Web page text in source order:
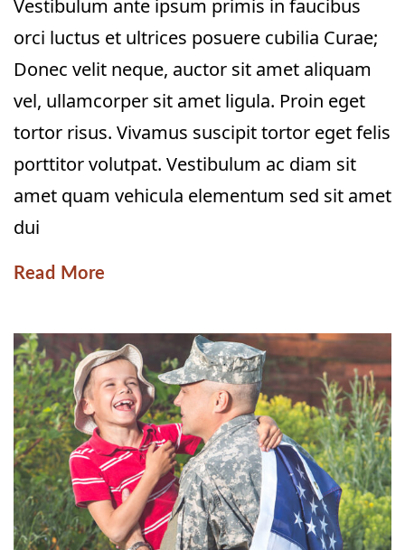
Vestibulum ante ipsum primis in faucibus
orci luctus et ultrices posuere cubilia Curae;
Donec velit neque, auctor sit amet aliquam
vel, ullamcorper sit amet ligula. Proin eget
tortor risus. Vivamus suscipit tortor eget felis
porttitor volutpat. Vestibulum ac diam sit
amet quam vehicula elementum sed sit amet
dui
Read More